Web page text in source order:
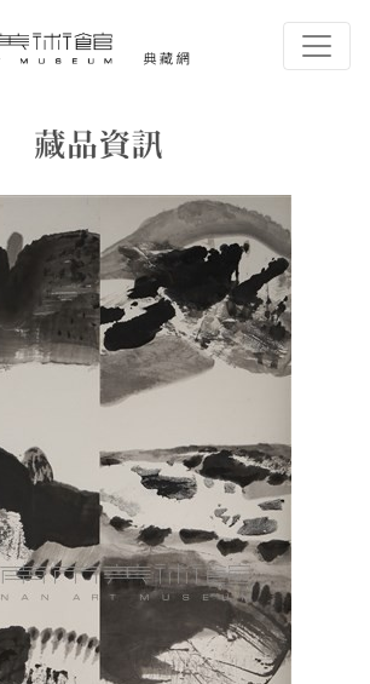
術館-典藏網